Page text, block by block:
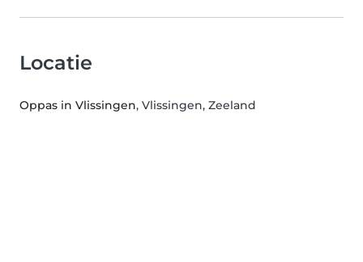
Locatie
Oppas in Vlissingen, Vlissingen, Zeeland